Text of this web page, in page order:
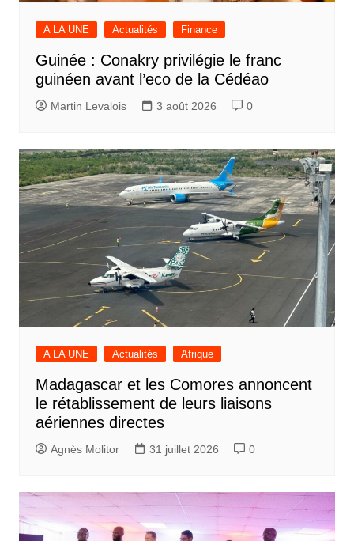
A LA UNE Actualités Finance
Guinée : Conakry privilégie le franc
guinéen avant l’eco de la Cédéao
Martin Levalois 3 août 2026 0
A LA UNE Actualités Afrique
Madagascar et les Comores annoncent
le rétablissement de leurs liaisons
aériennes directes
Agnès Molitor 31 juillet 2026 0